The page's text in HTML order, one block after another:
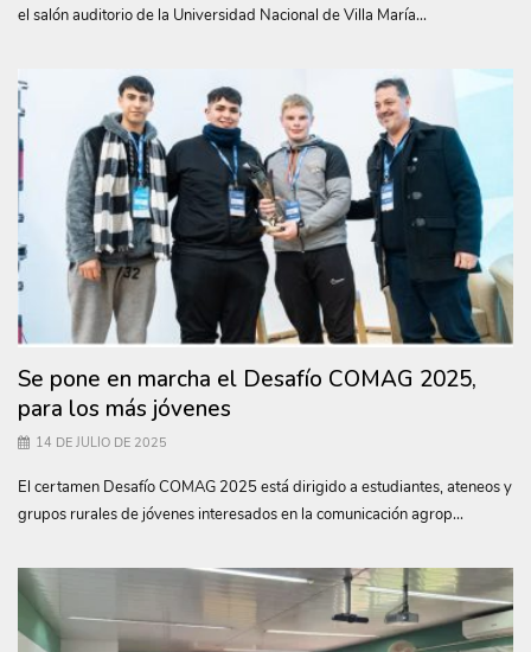
el salón auditorio de la Universidad Nacional de Villa María...
Se pone en marcha el Desafío COMAG 2025,
para los más jóvenes
14 DE JULIO DE 2025
El certamen Desafío COMAG 2025 está dirigido a estudiantes, ateneos y
grupos rurales de jóvenes interesados en la comunicación agrop...